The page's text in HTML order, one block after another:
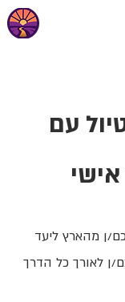
עם
ן מהארץ ליעד
ן לאורך כל הדרך